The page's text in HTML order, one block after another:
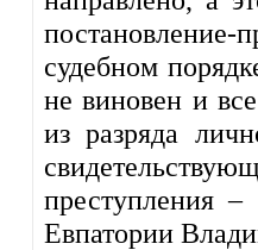
судебном
не виновен и
из разряда
преступления –
Евпатории